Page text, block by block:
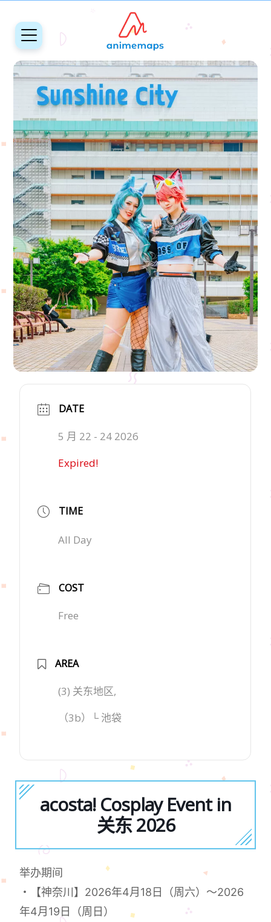
DATE
5 月 22 - 24 2026
Expired!
TIME
All Day
COST
Free
AREA
(3) 关东地区,
（3b）└ 池袋
acosta! Cosplay Event in
关东 2026
举办期间
・【神奈川】2026年4月18日（周六）～2026
年4月19日（周日）